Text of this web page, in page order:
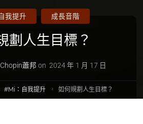
劃人生目標？
Chopin蕭邦 on 2024 年 1 月 17 日
我提升 成長音階
#Mi：自我提升 如何規劃人生目標？